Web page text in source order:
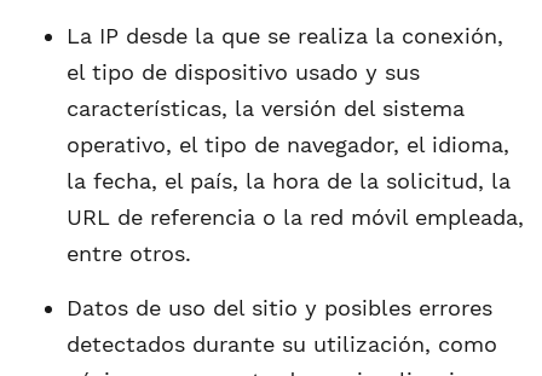
La IP desde la que se realiza la conexión,
el tipo de dispositivo usado y sus
características, la versión del sistema
operativo, el tipo de navegador, el idioma,
la fecha, el país, la hora de la solicitud, la
URL de referencia o la red móvil empleada,
entre otros.
Datos de uso del sitio y posibles errores
detectados durante su utilización, como